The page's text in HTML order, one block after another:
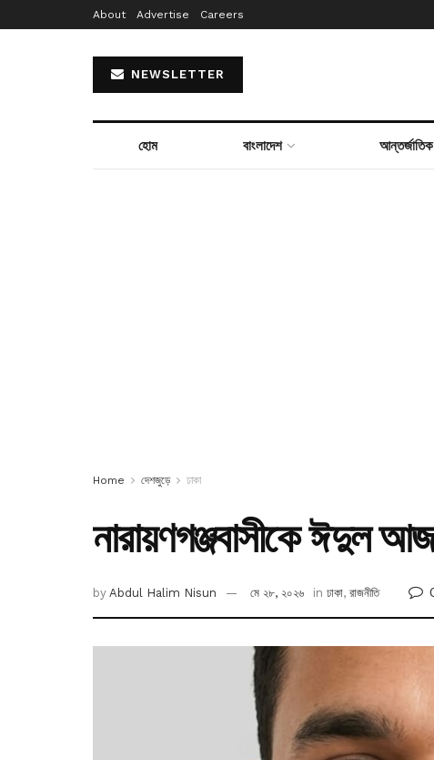
About Advertise Careers
NEWSLETTER
হোম বাংলাদেশ আন্তর্জাতিক
Home দেশজুড়ে ঢাকা
নারায়ণগঞ্জবাসীকে ঈদুল
by Abdul Halim Nisun মে ২৮, ২০২৬ in ঢাকা, রাজনীতি